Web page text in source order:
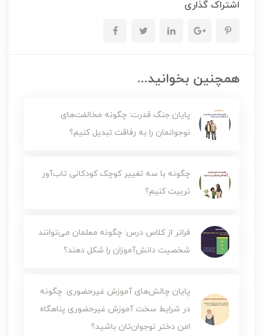
اشتراک گذاری
همچنین بخوانید...
پایان جنگ قدرت: چگونه مخالفت‌های
نوجوانمان را به رفاقت تبدیل کنیم؟
چگونه با سه تغییر کوچک کودکانی تاب‌آور
تربیت کنیم؟
فراتر از کلاس درس: چگونه معلمان می‌توانند
شخصیت دانش‌آموزان را شکل دهند؟
پایان چالش‌های آموزش‌ غیرحضوری: چگونه
در شرایط سخت آموزش غیرحضوری پناهگاه
امن دختر نوجوان‌تان باشید؟